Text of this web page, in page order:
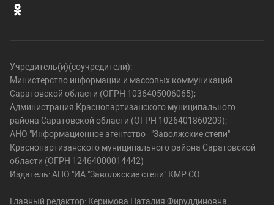
Учредитель(и)(соучредители):
Министерство информации и массовых коммуникаций
Саратовской области (ОГРН 1036405006065);
Администрация Краснопартизанского муниципального
района Саратовской области (ОГРН 1026401860209);
АНО "Информационное агентство "Заволжские степи"
Краснопартизанского муниципального района Саратовской
области (ОГРН 12464000014442)
Издатель: АНО "ИА "Заволжские степи" КМР СО
Главный редактор: Керимова Наталия Фируддиновна